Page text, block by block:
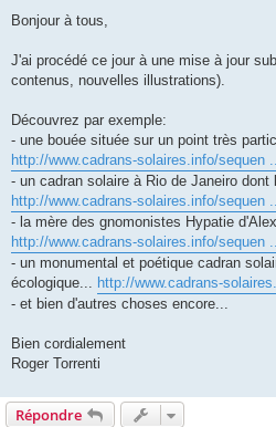
s
g
Bonjour à tous,
J'ai procédé ce jour à une mise à jour
contenus, nouvelles illustrations).
Découvrez par exemple:
- une bouée située sur un point très
http://www.cadrans-solaires.info/sequen
- un cadran solaire à Rio de Janeiro
http://www.cadrans-solaires.info/sequen
- la mère des gnomonistes Hypatie
http://www.cadrans-solaires.info/sequen
- un monumental et poétique cadran
écologique... http://www.cadrans-
- et bien d'autres choses encore...
Bien cordialement
Roger Torrenti
Répondre